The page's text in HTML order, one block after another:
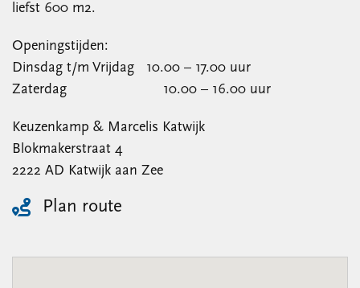
liefst 600 m2.
Openingstijden:
Dinsdag t/m Vrijdag 10.00 – 17.00 uur
Zaterdag 10.00 – 16.00 uur
Keuzenkamp & Marcelis Katwijk
Blokmakerstraat 4
2222 AD Katwijk aan Zee
Plan route